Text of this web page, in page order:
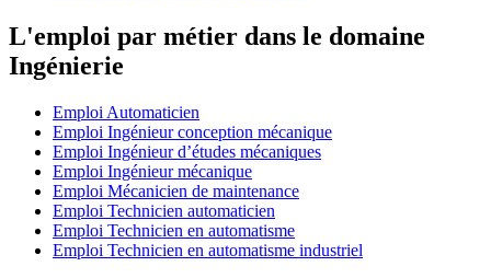
L'emploi par métier dans le domaine
Ingénierie
Emploi Automaticien
Emploi Ingénieur conception mécanique
Emploi Ingénieur d’études mécaniques
Emploi Ingénieur mécanique
Emploi Mécanicien de maintenance
Emploi Technicien automaticien
Emploi Technicien en automatisme
Emploi Technicien en automatisme industriel